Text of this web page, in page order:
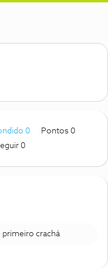
0
Pontos 0
0
primeiro crachá